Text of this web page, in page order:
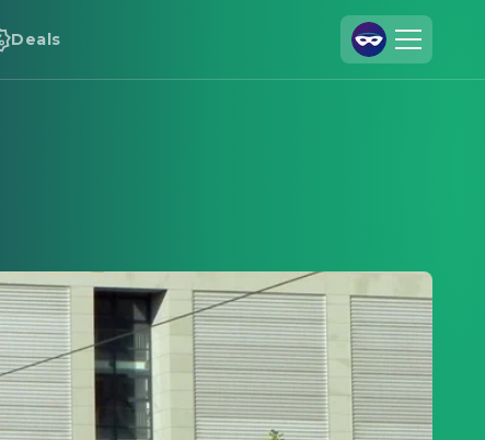
Deals
Datenschutzerklärung
Datenschutzeinstellungen